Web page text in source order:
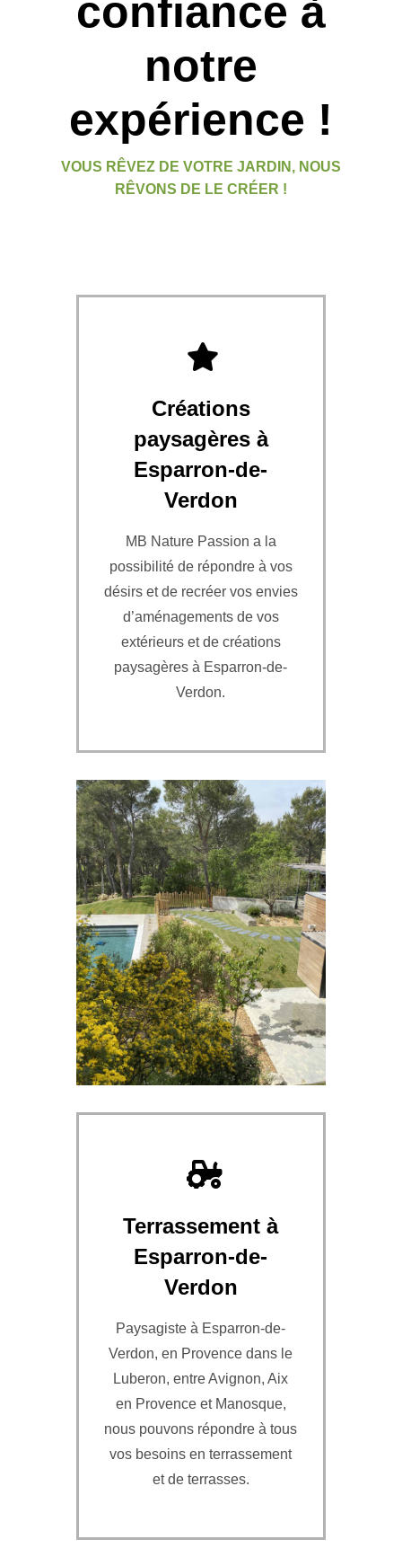
confiance à
notre
expérience !
VOUS RÊVEZ DE VOTRE JARDIN, NOUS
RÊVONS DE LE CRÉER !
Créations
paysagères à
Esparron-de-
Verdon
MB Nature Passion a la
possibilité de répondre à vos
désirs et de recréer vos envies
d’aménagements de vos
extérieurs et de créations
paysagères à Esparron-de-
Verdon.
Terrassement à
Esparron-de-
Verdon
Paysagiste à Esparron-de-
Verdon, en Provence dans le
Luberon, entre Avignon, Aix
en Provence et Manosque,
nous pouvons répondre à tous
vos besoins en terrassement
et de terrasses.